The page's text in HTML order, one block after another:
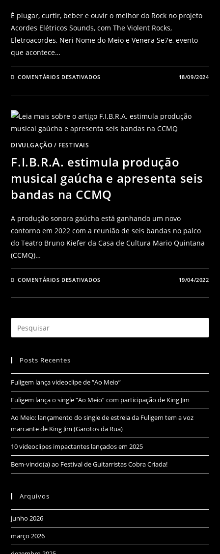
É plugar, curtir, beber e ouvir o melhor do Rock no projeto
Acordes Elétricos Sounds, com The Violent Rocks,
Eletroacordes, Neri Nome do Meio e Venera Se7e, evento
que acontece…
COMENTÁRIOS DESATIVADOS 18/09/2024
DIVULGAÇÃO / FESTIVAIS
F.I.B.R.A. estimula produção
musical gaúcha e apresenta seis
bandas na CCMQ
A produção sonora gaúcha está ganhando um novo
contorno em 2022 com a reunião de seis bandas no palco
do Teatro Bruno Kiefer da Casa de Cultura Mario Quintana
(CCMQ)…
COMENTÁRIOS DESATIVADOS 19/04/2022
Posts Recentes
Fuligem lança videoclipe de “Ao Meio”
Fuligem lança o single “Ao Meio” com participação de King Jim
Ao Meio: lançamento do single de estreia da Fuligem tem a voz
marcante de King Jim (Garotos da Rua)
10 videoclipes impactantes lançados em 2025
Bem-vindo(a) ao Festival de Guitarristas Cobra Criada!
Arquivos
junho 2026
março 2026